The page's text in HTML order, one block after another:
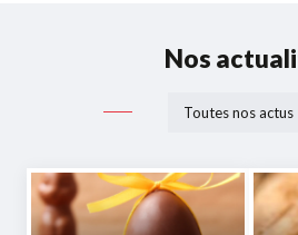
Nos
Toutes nos actus